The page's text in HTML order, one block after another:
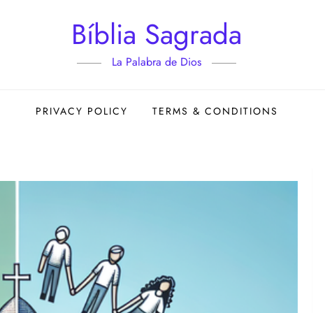
Bíblia Sagrada
La Palabra de Dios
PRIVACY POLICY TERMS & CONDITIONS